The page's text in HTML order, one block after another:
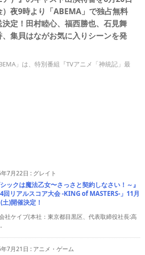
）夜9時より「ABEMA」で独占無料
決定！田村睦心、福西勝也、石見舞
、集貝はながお気に入りシーンを発
」は、特別番組『TVアニメ「神統記」最
7月22日 : グレイト
シックは魔法乙女〜さっさと契約しなさい！～』
4回リアルスコア大会 -KING of MASTERS-」11月
土)開催決定！
社ケイブ(本社：東京都目黒区、代表取締役社長:高
7月21日 : アニメ・ゲーム